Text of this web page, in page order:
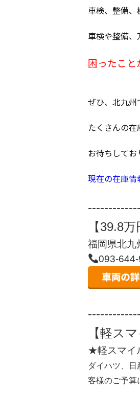
車検、整備
車検や整備、
困ったこと
ぜひ、北九州
たくさんの
お待ちしてお
現在の在庫情
【39.8
福岡県北九
093-
【軽ス
★軽スマイ
ダイハツ、
客様のご予算